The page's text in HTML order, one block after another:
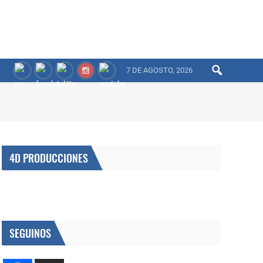
7 DE AGOSTO, 2026
4D PRODUCCIONES
SEGUINOS